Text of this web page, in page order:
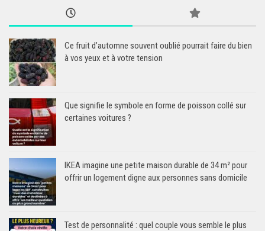
Ce fruit d’automne souvent oublié pourrait faire du bien
à vos yeux et à votre tension
Que signifie le symbole en forme de poisson collé sur
certaines voitures ?
IKEA imagine une petite maison durable de 34 m² pour
offrir un logement digne aux personnes sans domicile
Test de personnalité : quel couple vous semble le plus